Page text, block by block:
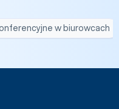
w biurowcach